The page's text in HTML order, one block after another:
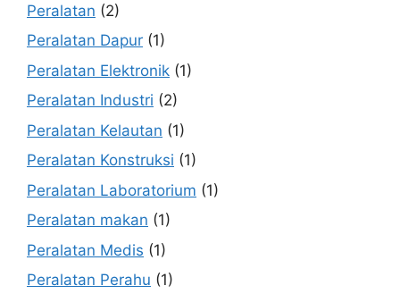
Peralatan (2)
Peralatan Dapur (1)
Peralatan Elektronik (1)
Peralatan Industri (2)
Peralatan Kelautan (1)
Peralatan Konstruksi (1)
Peralatan Laboratorium (1)
Peralatan makan (1)
Peralatan Medis (1)
Peralatan Perahu (1)